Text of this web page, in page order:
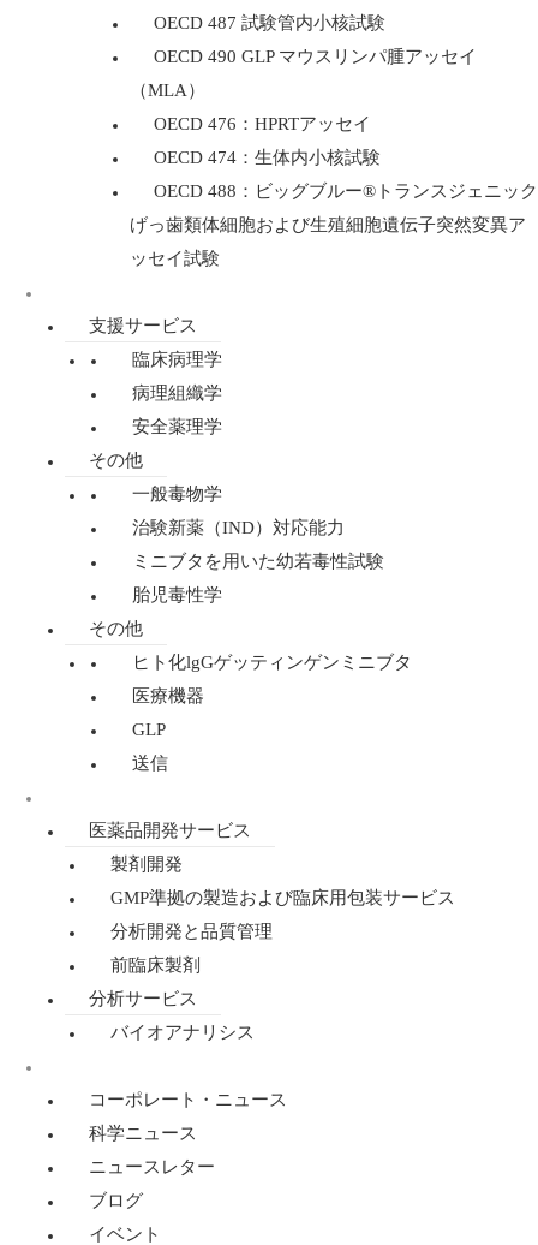
OECD 487 試験管内小核試験
OECD 490 GLP マウスリンパ腫アッセイ
（MLA）
OECD 476：HPRTアッセイ
OECD 474：生体内小核試験
OECD 488：ビッグブルー®トランスジェニック
げっ歯類体細胞および生殖細胞遺伝子突然変異ア
ッセイ試験
支援サービス
臨床病理学
病理組織学
安全薬理学
その他
一般毒物学
治験新薬（IND）対応能力
ミニブタを用いた幼若毒性試験
胎児毒性学
その他
ヒト化lgGゲッティンゲンミニブタ
医療機器
GLP
送信
医薬品開発サービス
製剤開発
GMP準拠の製造および臨床用包装サービス
分析開発と品質管理
前臨床製剤
分析サービス
バイオアナリシス
コーポレート・ニュース
科学ニュース
ニュースレター
ブログ
イベント